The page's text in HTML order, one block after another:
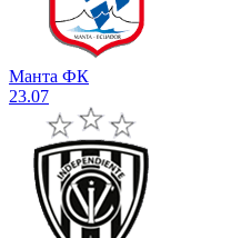
Манта ФК
23.07